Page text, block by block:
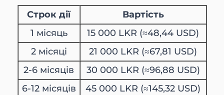
Строк дії
Вартість
1 місяць
15 000 LKR (≈48,44 USD)
2 місяці
21 000 LKR (≈67,81 USD)
2-6 місяців
30 000 LKR (≈96,88 USD)
6-12 місяців
45 000 LKR (≈145,32 USD)